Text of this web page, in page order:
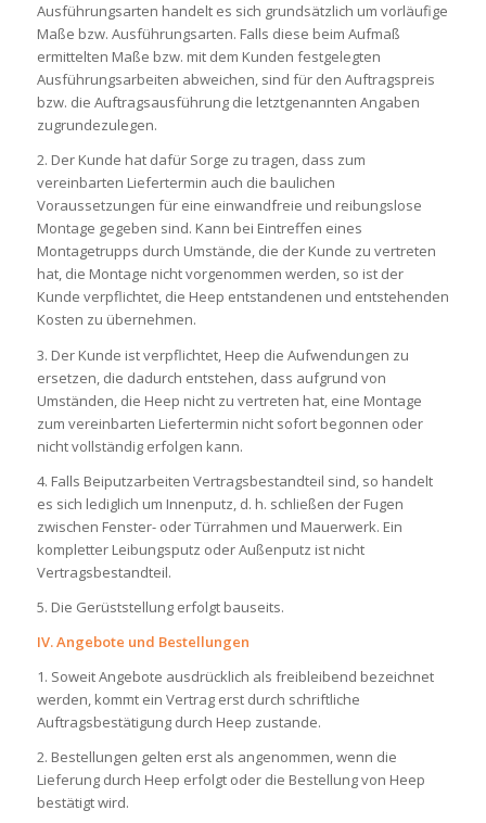
Ausführungsarten handelt es sich grundsätzlich um vorläufige
Maße bzw. Ausführungsarten. Falls diese beim Aufmaß
ermittelten Maße bzw. mit dem Kunden festgelegten
Ausführungsarbeiten abweichen, sind für den Auftragspreis
bzw. die Auftragsausführung die letztgenannten Angaben
zugrundezulegen.
2. Der Kunde hat dafür Sorge zu tragen, dass zum
vereinbarten Liefertermin auch die baulichen
Voraussetzungen für eine einwandfreie und reibungslose
Montage gegeben sind. Kann bei Eintreffen eines
Montagetrupps durch Umstände, die der Kunde zu vertreten
hat, die Montage nicht vorgenommen werden, so ist der
Kunde verpflichtet, die Heep entstandenen und entstehenden
Kosten zu übernehmen.
3. Der Kunde ist verpflichtet, Heep die Aufwendungen zu
ersetzen, die dadurch entstehen, dass aufgrund von
Umständen, die Heep nicht zu vertreten hat, eine Montage
zum vereinbarten Liefertermin nicht sofort begonnen oder
nicht vollständig erfolgen kann.
4. Falls Beiputzarbeiten Vertragsbestandteil sind, so handelt
es sich lediglich um Innenputz, d. h. schließen der Fugen
zwischen Fenster- oder Türrahmen und Mauerwerk. Ein
kompletter Leibungsputz oder Außenputz ist nicht
Vertragsbestandteil.
5. Die Gerüststellung erfolgt bauseits.
IV. Angebote und Bestellungen
1. Soweit Angebote ausdrücklich als freibleibend bezeichnet
werden, kommt ein Vertrag erst durch schriftliche
Auftragsbestätigung durch Heep zustande.
2. Bestellungen gelten erst als angenommen, wenn die
Lieferung durch Heep erfolgt oder die Bestellung von Heep
bestätigt wird.